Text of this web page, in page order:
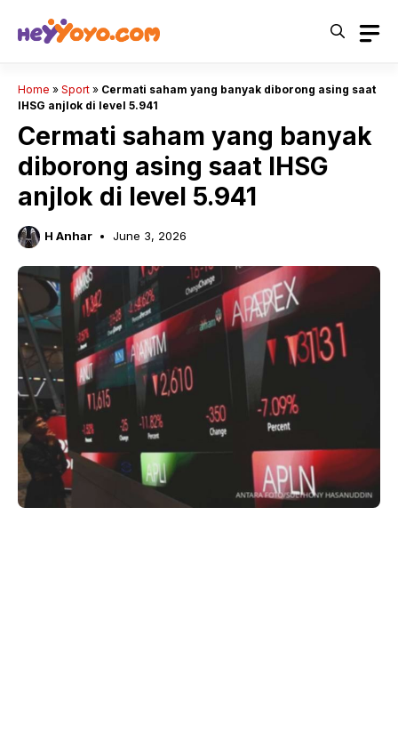
Home » Sport » Cermati saham yang banyak diborong asing saat
IHSG anjlok di level 5.941
Cermati saham yang banyak
diborong asing saat IHSG
anjlok di level 5.941
H Anhar June 3, 2026